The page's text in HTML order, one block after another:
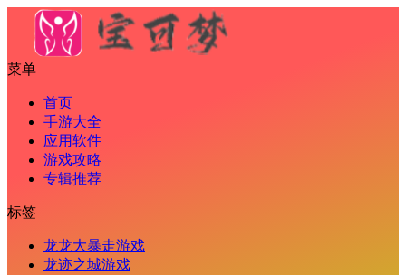
菜单
首页
手游大全
应用软件
游戏攻略
专辑推荐
标签
龙龙大暴走游戏
龙迹之城游戏